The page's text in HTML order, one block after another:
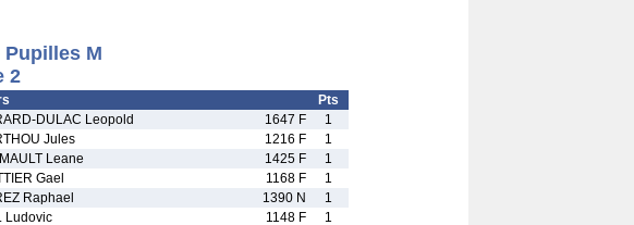
Pupilles M
2
Pts
DULAC Leopold 1647 F
1
Jules 1216 F
1
Leane 1425 F
1
Gael 1168 F
1
Raphael 1390 N
1
Ludovic 1148 F
1